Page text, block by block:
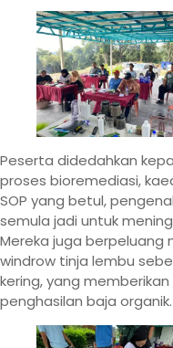
Peserta didedahkan
proses bioremediasi,
SOP yang betul,
semula jadi untuk
Mereka juga berpeluang
windrow tinja lembu
kering, yang
penghasilan baja organik.